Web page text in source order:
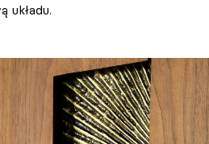
układu.